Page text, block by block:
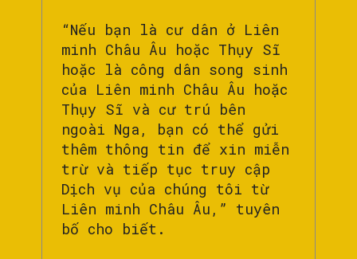
“Nếu bạn là cư dân ở Liên
minh Châu Âu hoặc Thụy Sĩ
hoặc là công dân song sinh
của Liên minh Châu Âu hoặc
Thụy Sĩ và cư trú bên
ngoài Nga, bạn có thể gửi
thêm thông tin để xin miễn
trừ và tiếp tục truy cập
Dịch vụ của chúng tôi từ
Liên minh Châu Âu,” tuyên
bố cho biết.